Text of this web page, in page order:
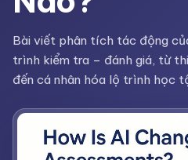
Bài viết phân tích tác động
trình kiểm tra – đánh giá, từ
đến cá nhân hóa lộ trình học